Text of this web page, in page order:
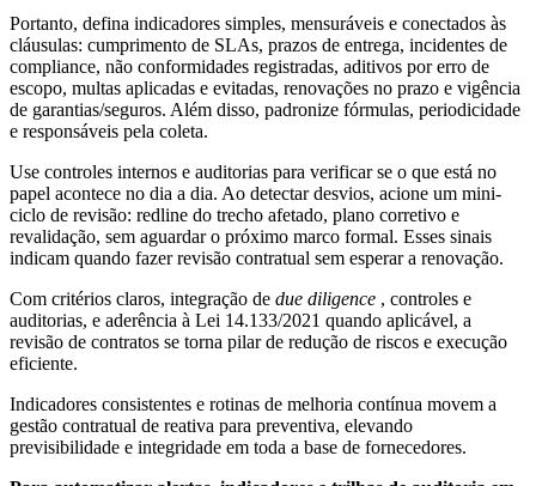
Portanto, defina indicadores simples, mensuráveis e conectados às
cláusulas: cumprimento de SLAs, prazos de entrega, incidentes de
compliance, não conformidades registradas, aditivos por erro de
escopo, multas aplicadas e evitadas, renovações no prazo e vigência
de garantias/seguros. Além disso, padronize fórmulas, periodicidade
e responsáveis pela coleta.
Use controles internos e auditorias para verificar se o que está no
papel acontece no dia a dia. Ao detectar desvios, acione um mini-
ciclo de revisão: redline do trecho afetado, plano corretivo e
revalidação, sem aguardar o próximo marco formal. Esses sinais
indicam quando fazer revisão contratual sem esperar a renovação.
Com critérios claros, integração de due diligence , controles e
auditorias, e aderência à Lei 14.133/2021 quando aplicável, a
revisão de contratos se torna pilar de redução de riscos e execução
eficiente.
Indicadores consistentes e rotinas de melhoria contínua movem a
gestão contratual de reativa para preventiva, elevando
previsibilidade e integridade em toda a base de fornecedores.